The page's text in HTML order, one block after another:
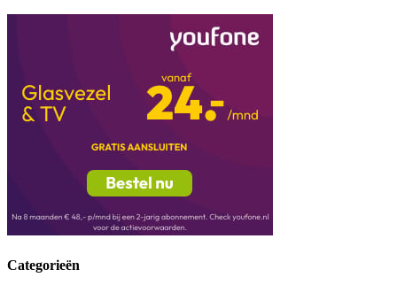
Categorieën